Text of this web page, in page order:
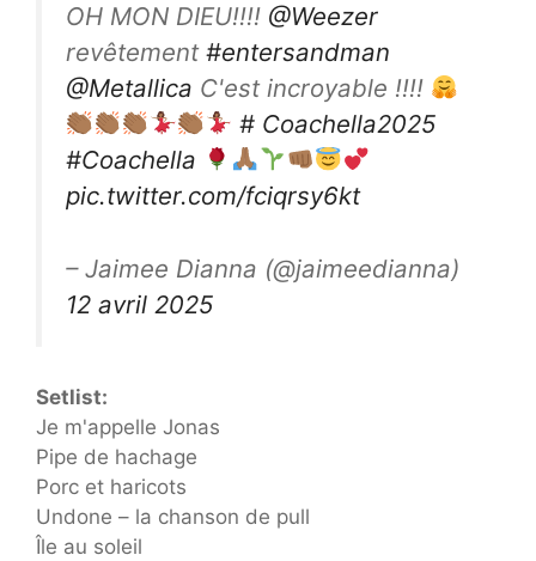
OH MON DIEU!!!! @Weezer
revêtement #entersandman
@Metallica C'est incroyable !!!!
# Coachella2025
#Coachella
pic.twitter.com/fciqrsy6kt
– Jaimee Dianna (@jaimeedianna)
12 avril 2025
Setlist:
Je m'appelle Jonas
Pipe de hachage
Porc et haricots
Undone – la chanson de pull
Île au soleil